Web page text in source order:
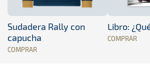
Sudadera Rally con
capucha
COMPRAR
Libro:
COMPRAR